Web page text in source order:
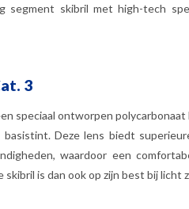
segment skibril met high-tech
3
speciaal ontworpen polycarbonaat
Deze lens biedt
waardoor een
is dan ook op zijn best bij licht